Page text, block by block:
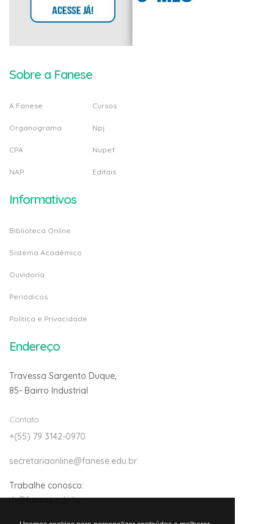
Sobre a Fanese
A Fanese
Organograma
CPA
NAP
Cursos
Npj
Nupef
Editais
Informativos
Biblioteca Online
Sistema Acadêmico
Ouvidoria
Periódicos
Politica e Privacidade
Endereço
Travessa Sargento Duque,
85- Bairro Industrial
Contato
+(55) 79 3142-0970
secretariaonline@fanese.edu.br
Trabalhe conosco:
rh@fanese.edu.br